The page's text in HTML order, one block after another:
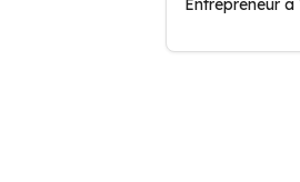
Entrepreneur